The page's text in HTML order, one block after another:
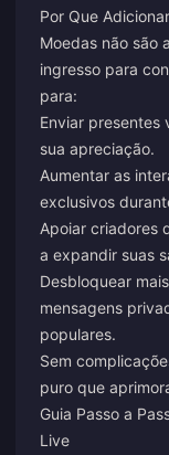
Por Que
Moedas não são
ingresso para
para:
Enviar presentes
sua apreciação.
Aumentar as
exclusivos
Apoiar criadores
a expandir suas
Desbloquear
mensagens
populares.
Sem
puro que
Guia Passo a
Live